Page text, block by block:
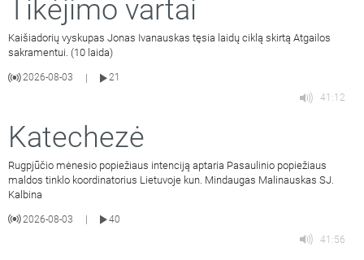
Tikėjimo vartai
Kaišiadorių vyskupas Jonas Ivanauskas tęsia laidų ciklą skirtą Atgailos
sakramentui. (10 laida)
2026-08-03
21
41:12
Katechezė
Rugpjūčio mėnesio popiežiaus intenciją aptaria Pasaulinio popiežiaus
maldos tinklo koordinatorius Lietuvoje kun. Mindaugas Malinauskas SJ.
Kalbina
2026-08-03
40
41:56